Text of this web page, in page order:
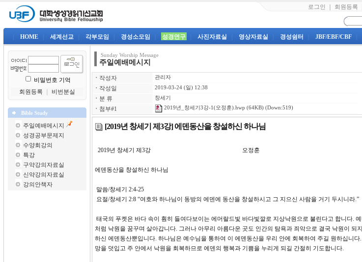
로그인 회원등록
HOME 세계선교 각부모임 경성소모임 성경연구 사진자료실 영상자료실 경성쉼터 JBF/EBF/CBF
비밀번호 기억
회원등록
비번분실
Bible Study
주일예배메시지
성경공부문제지
수양회강의
특강
구약강의자료실
신약강의자료실
강의안책자
Sunday Worship Message
주일예배메시지
ㆍ 작성자 관리자
ㆍ 작성일 2019-03-24 (일) 12:38
ㆍ 분 류 창세기
ㆍ 첨부#1 2019년_창세기3강-1(오정훈).hwp (64KB) (Down:519)
[2019년 창세기 제3강] 에덴동산을 창설하신 하나님
2019년 창세기 제3강 오정훈
에덴동산을 창설하신 하나님
말씀/창세기 2:4-25
요절/창세기 2:8 “여호와 하나님이 동방의 에덴에 동산을 창설하시고 그 지으신 사람을 거기 두시니라.”
태국의 푸켓은 바다 속이 훤히 들여다보이는 에머랄드빛 바다빛깔로 지상낙원으로 불린다고 합니다.
처럼 낙원을 꿈꾸며 살아갑니다. 그러나 아무리 아름다운 곳도 인간의 탐욕과 죄악으로 결국 낙원이 되
하신 에덴동산뿐입니다. 하나님은 예수님을 통하여 이 에덴동산을 우리 안에 회복하여 주길 원하십니
망을 덧입고 주 안에서 낙원을 회복하므로 에덴의 행복과 기쁨을 누리게 되길 간절히 기도합니다.